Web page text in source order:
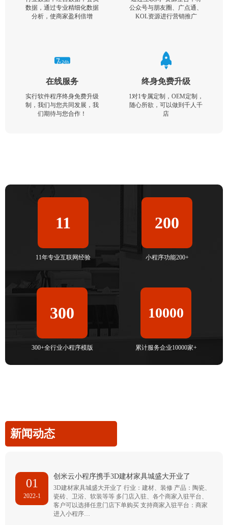
数据，通过专业精细化数据
分析，使商家盈利倍增
公众号与朋友圈、广点通、
KOL资源进行营销推广
在线服务
实行软件程序终身免费升级
制，我们与您共同发展，我
们期待与您合作！
终身免费升级
1对1专属定制，OEM定制，
随心所欲，可以做到千人千
店
11
11年专业互联网经验
200
小程序功能200+
300
300+全行业小程序模版
10000
累计服务企业10000家+
新闻动态
01
2022-1
创米云小程序携手3D建材家具城盛大开业了
3D建材家具城盛大开业了 行业：建材、装修 产品：陶瓷、
瓷砖、卫浴、软装等等 多门店入驻、各个商家入驻平台、
客户可以选择任意门店下单购买 支持商家入驻平台：商家
进入小程序…